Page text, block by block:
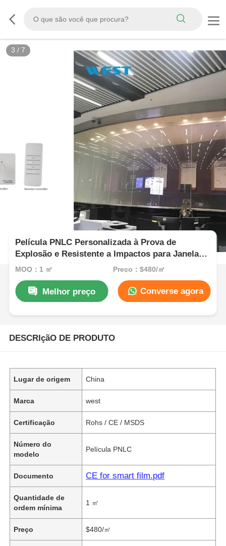
3 / 7
Película PNLC Personalizada à Prova de
Explosão e Resistente a Impactos para Janelas
com Privacidade
MOQ：1 ㎡ Preço：$480/㎡
Melhor preço Converse agora
DESCRIçãO DE PRODUTO
Lugar de origem China
Marca west
Certificação Rohs / CE / MSDS
Número do
modelo
Película PNLC
Documento CE for smart film.pdf
Quantidade de
ordem mínima
1 ㎡
Preço $480/㎡